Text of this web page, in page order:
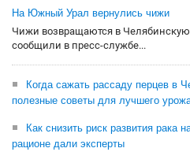
На Южный Урал вернулись чижи
Чижи возвращаются в
сообщили в пресс-службе...
Когда сажать рассаду перцев в
полезные советы для лучшего
Как снизить риск развития рака
рационе дали эксперты